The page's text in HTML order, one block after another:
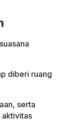
diberi ruang
serta
aktivitas